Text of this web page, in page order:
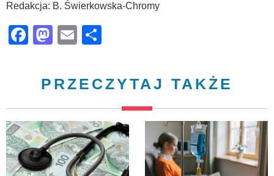
Redakcja: B. Świerkowska-Chromy
Facebook
Mastodon
Email
PRZECZYTAJ TAKŻE